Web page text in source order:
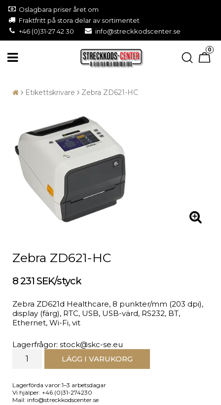
Oslagbara priser året om
Fraktfritt på stora delar av sortimentet
+46 (0)31-27 42 30
info@streckkodscenter.se
0
Etikettskrivare Zebra ZD621-HC
Zebra ZD621-HC
8 231 SEK/styck
Zebra ZD621d Healthcare, 8 punkter/mm (203 dpi),
display (färg), RTC, USB, USB-värd, RS232, BT,
Ethernet, Wi-Fi, vit
Lagerfrågor: stock@skc-se.eu
LÄGG I VARUKORG
Lagerförda varor:1–3 arbetsdagar
Vi hjälper: +46 (0)31-274230
Mail: info@streckkodscenter.se